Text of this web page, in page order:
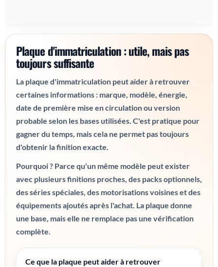
Plaque d'immatriculation : utile, mais pas
toujours suffisante
La plaque d'immatriculation peut aider à retrouver
certaines informations : marque, modèle, énergie,
date de première mise en circulation ou version
probable selon les bases utilisées. C'est pratique pour
gagner du temps, mais cela ne permet pas toujours
d'obtenir la finition exacte.
Pourquoi ? Parce qu'un même modèle peut exister
avec plusieurs finitions proches, des packs optionnels,
des séries spéciales, des motorisations voisines et des
équipements ajoutés après l'achat. La plaque donne
une base, mais elle ne remplace pas une vérification
complète.
Ce que la plaque peut aider à retrouver